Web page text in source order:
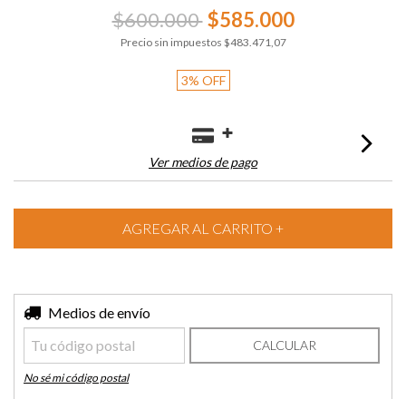
$600.000 $585.000
Precio sin impuestos $483.471,07
3% OFF
Ver medios de pago
Entregas para el CP:
Medios de envío
CALCULAR
No sé mi código postal